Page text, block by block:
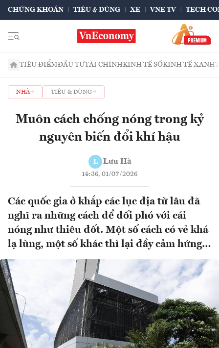
CHỨNG KHOÁN TIÊU & DÙNG XE VNE TV TECH
TIÊU ĐIỂMĐẦU TƯTÀI CHÍNHKINH TẾ SỐKINH TẾ XANH
NHÀ TIÊU & DÙNG
Muôn cách chống nóng trong kỷ
nguyên biến đổi khí hậu
L Lưu Hà
14:36, 01/07/2026
Các quốc gia ở khắp các lục địa từ lâu đã
nghĩ ra những cách để đối phó với cái
nóng như thiêu đốt. Một số cách có vẻ khá
lạ lùng, một số khác thì lại đầy cảm hứng…